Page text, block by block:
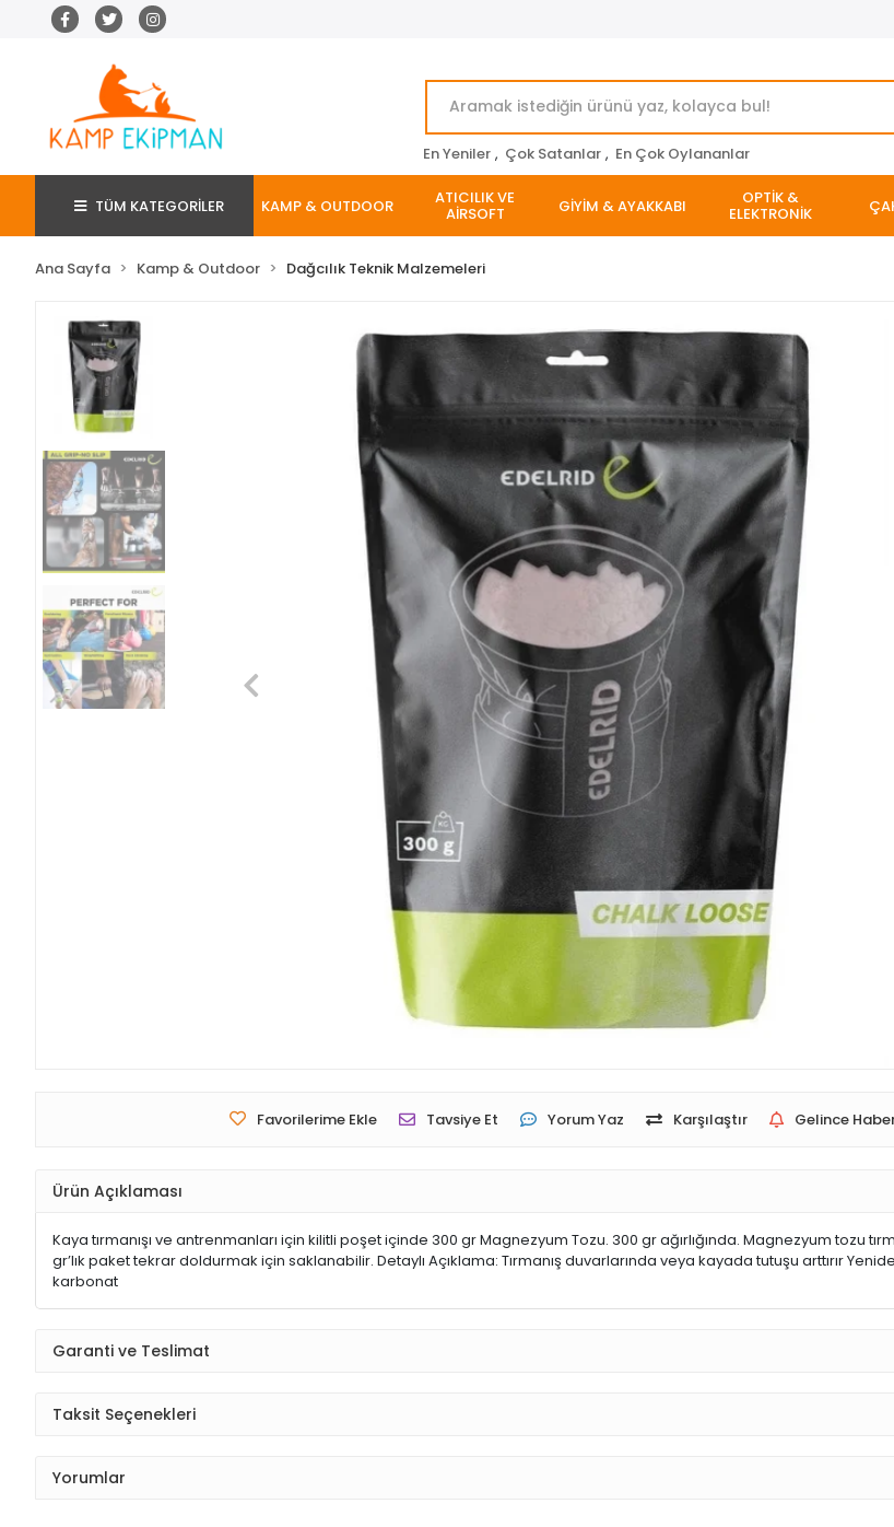
En Yeniler , Çok Satanlar , En Çok Oylananlar
TÜM KATEGORİLER KAMP & OUTDOOR ATICILIK VE
AİRSOFT GİYİM & AYAKKABI OPTİK &
ELEKTRONİK
Ana Sayfa Kamp & Outdoor Dağcılık Teknik Malzemeleri
Favorilerime Ekle Tavsiye Et Yorum Yaz Karşılaştır Gelince
Ürün Açıklaması
Kaya tırmanışı ve antrenmanları için kilitli poşet içinde 300 gr Magnezyum Tozu. 300 gr ağırlığında. Magnezyum tozu
gr’lık paket tekrar doldurmak için saklanabilir. Detaylı Açıklama: Tırmanış duvarlarında veya kayada tutuşu arttırır
karbonat
Garanti ve Teslimat
Taksit Seçenekleri
Yorumlar